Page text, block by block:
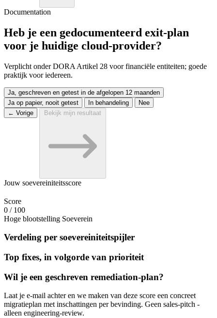
Documentation
Heb je een gedocumenteerd exit-plan
voor je huidige cloud-provider?
Verplicht onder DORA Artikel 28 voor financiële entiteiten; goede
praktijk voor iedereen.
Ja, geschreven en getest in de afgelopen 12 maanden
Ja op papier, nooit getest
In behandeling
Nee
← Vorige
Bekijk mijn resultaat
Jouw soevereiniteitsscore
Score
0 / 100
Hoge blootstelling Soeverein
Verdeling per soevereiniteitspijler
Top fixes, in volgorde van prioriteit
Wil je een geschreven remediation-plan?
Laat je e-mail achter en we maken van deze score een concreet
migratieplan met inschattingen per bevinding. Geen sales-pitch -
alleen engineering-review.